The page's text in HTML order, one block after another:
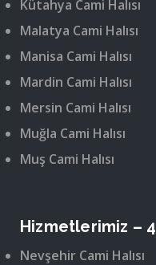
Kütahya Cami Halısı
Malatya Cami Halısı
Manisa Cami Halısı
Mardin Cami Halısı
Mersin Cami Halısı
Muğla Cami Halısı
Muş Cami Halısı
Hizmetlerimiz – 4
Nevşehir Cami Halısı